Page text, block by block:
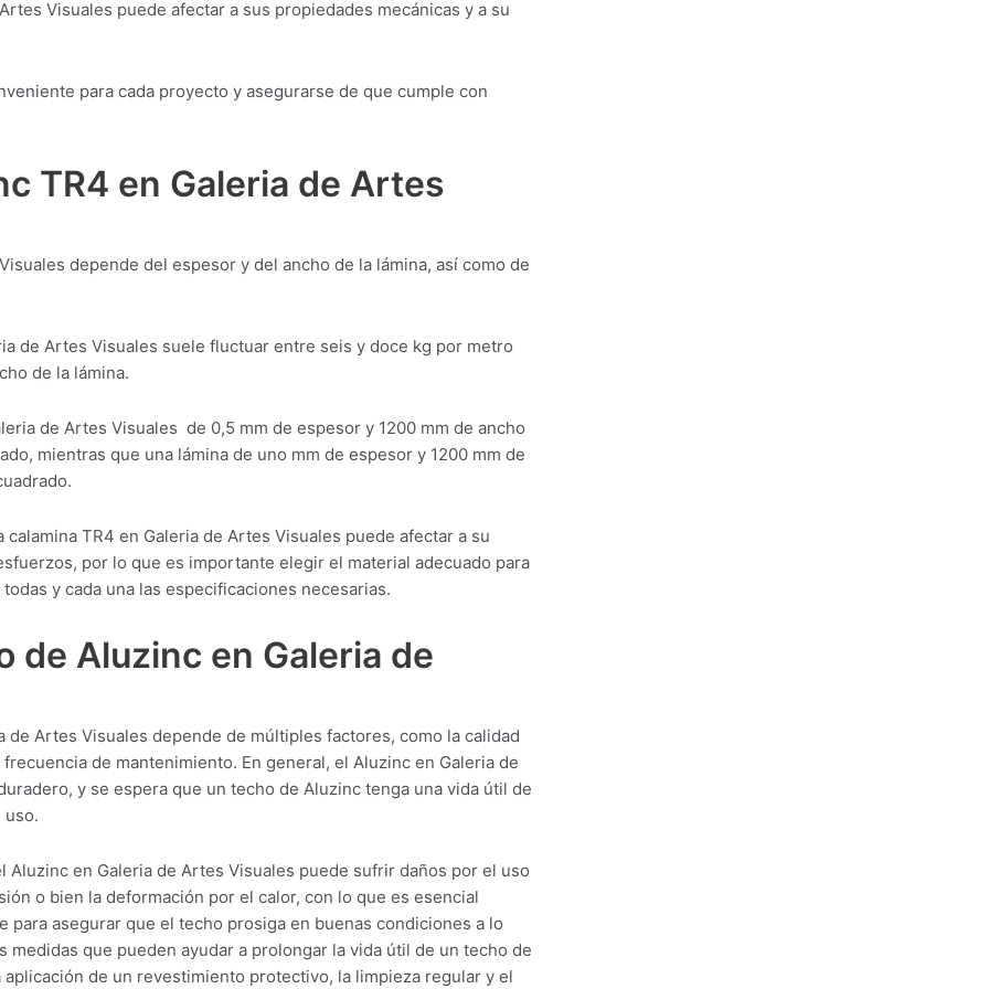
Visuales puede afectar a sus propiedades mecánicas y a su
para cada proyecto y asegurarse de que cumple con
TR4 en Galeria de Artes
depende del espesor y del ancho de la lámina, así como de
de Artes Visuales suele fluctuar entre seis y doce kg por metro
de la lámina.
de Artes Visuales de 0,5 mm de espesor y 1200 mm de ancho
mientras que una lámina de uno mm de espesor y 1200 mm de
TR4 en Galeria de Artes Visuales puede afectar a su
por lo que es importante elegir el material adecuado para
y cada una las especificaciones necesarias.
de Aluzinc en Galeria de
Artes Visuales depende de múltiples factores, como la calidad
de mantenimiento. En general, el Aluzinc en Galeria de
y se espera que un techo de Aluzinc tenga una vida útil de
uso.
en Galeria de Artes Visuales puede sufrir daños por el uso
o bien la deformación por el calor, con lo que es esencial
asegurar que el techo prosiga en buenas condiciones a lo
que pueden ayudar a prolongar la vida útil de un techo de
de un revestimiento protectivo, la limpieza regular y el